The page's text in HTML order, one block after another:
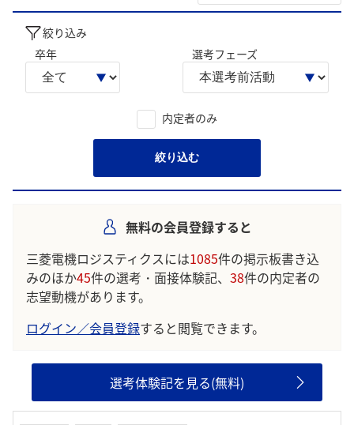
絞り込み
卒年
選考フェーズ
内定者のみ
絞り込む
無料の会員登録すると
三菱電機ロジスティクスには1085件の掲示板書き込
みのほか45件の選考・面接体験記、 38件の内定者の
志望動機があります。
ログイン／会員登録すると閲覧できます。
選考体験記を見る(無料)